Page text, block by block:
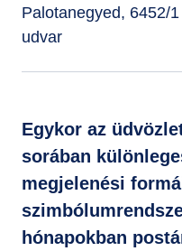
Palotanegyed, 6452/
udvar
Egykor az
sorában
megjelenési
hónapokban